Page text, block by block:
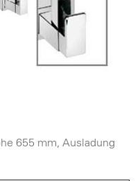
655 mm, Ausladung